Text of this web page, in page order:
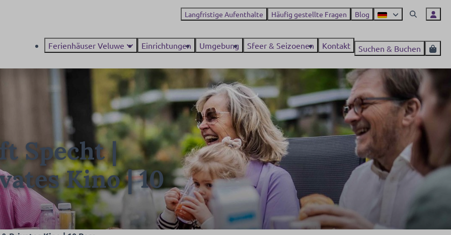
Langfristige Aufenthalte Häufig gestellte Fragen Blog
Ferienhäuser Veluwe Einrichtungen Umgebung Sfeer & Seizoenen Kontakt Suchen & Buchen
Specht |
Kino | 10